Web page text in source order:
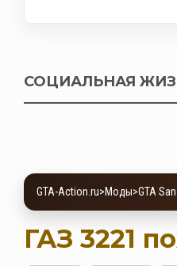
СОЦИАЛЬНАЯ
GTA-Action.ru>Моды>GTA
ГАЗ 3221